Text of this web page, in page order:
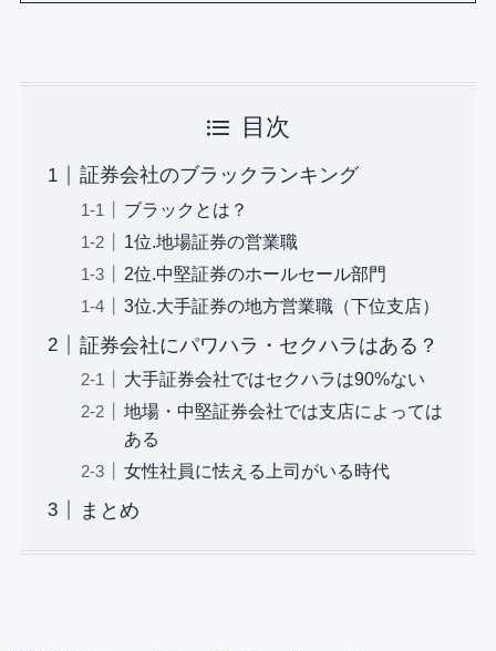
目次
証券会社のブラックランキング
ブラックとは？
1位.地場証券の営業職
2位.中堅証券のホールセール部門
3位.大手証券の地方営業職（下位支店）
証券会社にパワハラ・セクハラはある？
大手証券会社ではセクハラは90%ない
地場・中堅証券会社では支店によっては
ある
女性社員に怯える上司がいる時代
まとめ